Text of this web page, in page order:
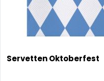
Servetten Oktoberfest